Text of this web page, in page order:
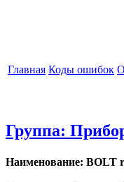
Главная Коды ошибок
Группа:
Наименование: BOLT